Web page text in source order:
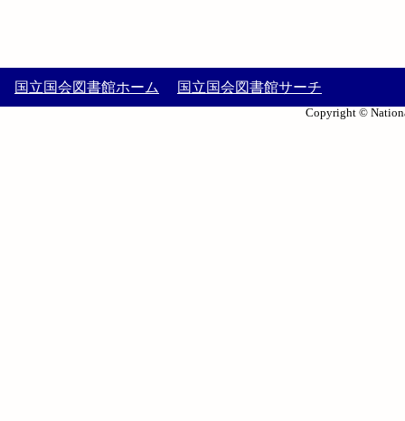
国立国会図書館ホーム 国立国会図書館サーチ
Copyright ©